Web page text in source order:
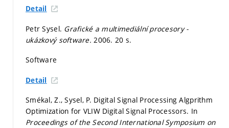
Detail
Petr Sysel. Grafické a multimediální procesory -
ukázkový software. 2006. 20 s.
Software
Detail
Smékal, Z., Sysel, P. Digital Signal Processing Algprithm
Optimization for VLIW Digital Signal Processors. In
Proceedings of the Second International Symposium on